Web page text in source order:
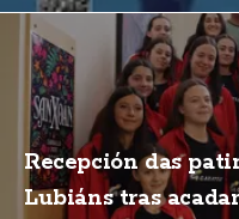
Recepción das
Lubiáns tras